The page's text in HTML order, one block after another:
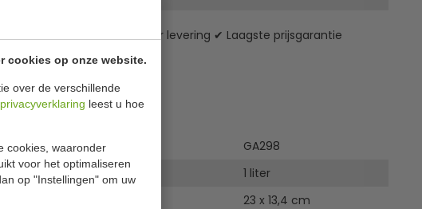
cookies op onze website.
over de verschillende
privacyverklaring leest u hoe
cookies, waaronder
voor het optimaliseren
op "Instellingen" om uw
Gratis verzending* ✔ 24 uur levering ✔ Laagste prijsgarantie
Model
GA298
Inhoud
1 liter
23 x 13,4 cm